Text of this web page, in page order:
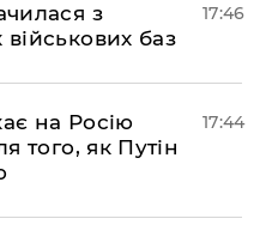
з
баз
17:46
на Росію
того, як Путін
17:44